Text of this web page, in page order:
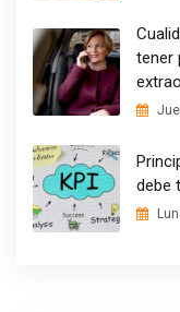
tener
debe